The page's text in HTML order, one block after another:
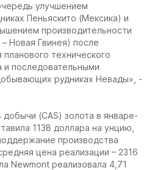
улучшением
Пеньяскито (Мексика) и
производительности
Новая Гвинея) после
технического
и последовательными
рудниках Невады», -
(CAS) золота в январе-
1138 доллара на унцию,
производства
цена реализации – 2316
Newmont реализовала 4,71